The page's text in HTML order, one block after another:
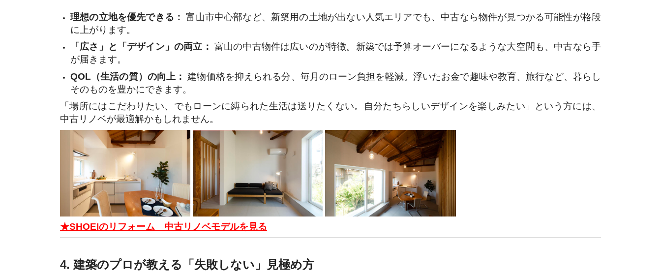
理想の立地を優先できる： 富山市中心部など、新築用の土地が出ない人気エリアでも、中古なら物件が見つかる可能性が格段
に上がります。
「広さ」と「デザイン」の両立： 富山の中古物件は広いのが特徴。新築では予算オーバーになるような大空間も、中古なら手
が届きます。
QOL（生活の質）の向上： 建物価格を抑えられる分、毎月のローン負担を軽減。浮いたお金で趣味や教育、旅行など、暮らし
そのものを豊かにできます。
「場所にはこだわりたい、でもローンに縛られた生活は送りたくない。自分たちらしいデザインを楽しみたい」という方には、
中古リノベが最適解かもしれません。
★SHOEIのリフォーム 中古リノベモデルを見る
4. 建築のプロが教える「失敗しない」見極め方